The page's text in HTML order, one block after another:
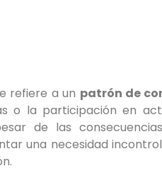
refiere a un patrón de
o la participación en
de las
una necesidad